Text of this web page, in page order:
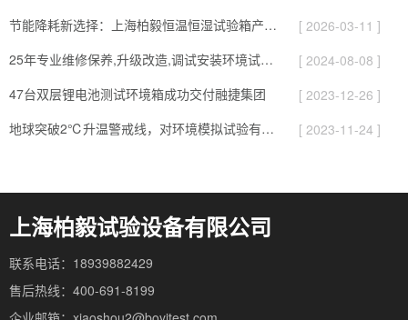
节能降耗新选择：上海柏毅恒温恒湿试验箱产品与应用亮点
[ 2026-03-11 ]
25年专业维修保养,升级改造,调试安装环境试验设备
[ 2024-08-08 ]
47台双层锂电池测试环境箱成功交付融捷集团
[ 2023-12-26 ]
地球突破2℃升温警戒线，对环境模拟试验有哪些影响
[ 2023-11-24 ]
上海柏毅试验设备有限公司
联系电话：18939882429
售后热线：400-691-8199